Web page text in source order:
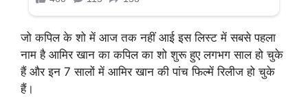
जो कपिल के शो में आज तक नहीं आई इस लिस्ट में सबसे पहला
नाम है आमिर खान का कपिल का शो शुरू हुए लगभग साल हो चुके
हैं और इन 7 सालों में आमिर खान की पांच फिल्में रिलीज हो चुके
हैं।